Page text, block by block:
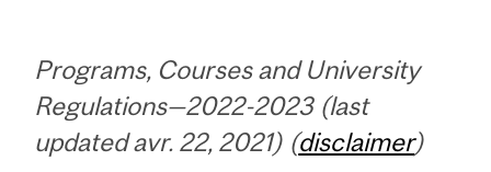
Programs, Courses and University
Regulations—2022-2023 (last
updated avr. 22, 2021) (disclaimer)